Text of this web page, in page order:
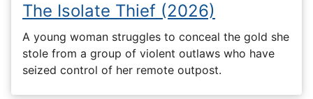
The Isolate Thief (2026)
A young woman struggles to conceal the gold she
stole from a group of violent outlaws who have
seized control of her remote outpost.